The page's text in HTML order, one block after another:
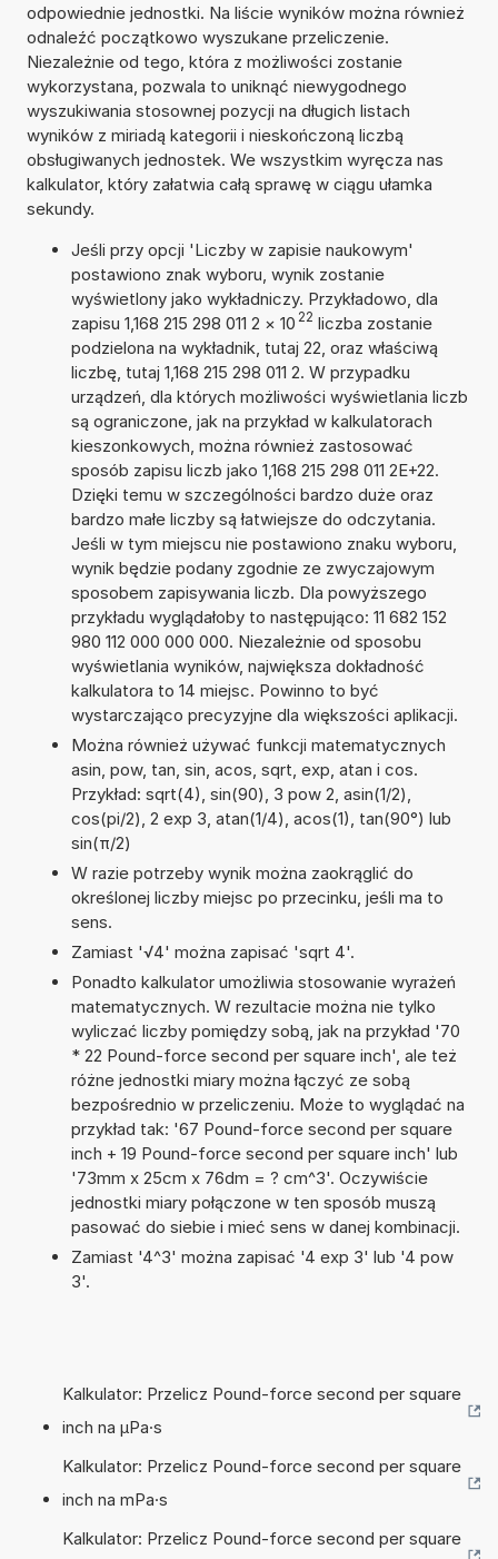
odpowiednie jednostki. Na liście wyników można również
odnaleźć początkowo wyszukane przeliczenie.
Niezależnie od tego, która z możliwości zostanie
wykorzystana, pozwala to uniknąć niewygodnego
wyszukiwania stosownej pozycji na długich listach
wyników z miriadą kategorii i nieskończoną liczbą
obsługiwanych jednostek. We wszystkim wyręcza nas
kalkulator, który załatwia całą sprawę w ciągu ułamka
sekundy.
Jeśli przy opcji 'Liczby w zapisie naukowym'
postawiono znak wyboru, wynik zostanie
wyświetlony jako wykładniczy. Przykładowo, dla
zapisu 1,168 215 298 011 2 × 10 22 liczba zostanie
podzielona na wykładnik, tutaj 22, oraz właściwą
liczbę, tutaj 1,168 215 298 011 2. W przypadku
urządzeń, dla których możliwości wyświetlania liczb
są ograniczone, jak na przykład w kalkulatorach
kieszonkowych, można również zastosować
sposób zapisu liczb jako 1,168 215 298 011 2E+22.
Dzięki temu w szczególności bardzo duże oraz
bardzo małe liczby są łatwiejsze do odczytania.
Jeśli w tym miejscu nie postawiono znaku wyboru,
wynik będzie podany zgodnie ze zwyczajowym
sposobem zapisywania liczb. Dla powyższego
przykładu wyglądałoby to następująco: 11 682 152
980 112 000 000 000. Niezależnie od sposobu
wyświetlania wyników, największa dokładność
kalkulatora to 14 miejsc. Powinno to być
wystarczająco precyzyjne dla większości aplikacji.
Można również używać funkcji matematycznych
asin, pow, tan, sin, acos, sqrt, exp, atan i cos.
Przykład: sqrt(4), sin(90), 3 pow 2, asin(1/2),
cos(pi/2), 2 exp 3, atan(1/4), acos(1), tan(90°) lub
sin(π/2)
W razie potrzeby wynik można zaokrąglić do
określonej liczby miejsc po przecinku, jeśli ma to
sens.
Zamiast '√4' można zapisać 'sqrt 4'.
Ponadto kalkulator umożliwia stosowanie wyrażeń
matematycznych. W rezultacie można nie tylko
wyliczać liczby pomiędzy sobą, jak na przykład '70
* 22 Pound-force second per square inch', ale też
różne jednostki miary można łączyć ze sobą
bezpośrednio w przeliczeniu. Może to wyglądać na
przykład tak: '67 Pound-force second per square
inch + 19 Pound-force second per square inch' lub
'73mm x 25cm x 76dm = ? cm^3'. Oczywiście
jednostki miary połączone w ten sposób muszą
pasować do siebie i mieć sens w danej kombinacji.
Zamiast '4^3' można zapisać '4 exp 3' lub '4 pow
3'.
Kalkulator: Przelicz Pound-force second per square
inch na µPa·s
Kalkulator: Przelicz Pound-force second per square
inch na mPa·s
Kalkulator: Przelicz Pound-force second per square